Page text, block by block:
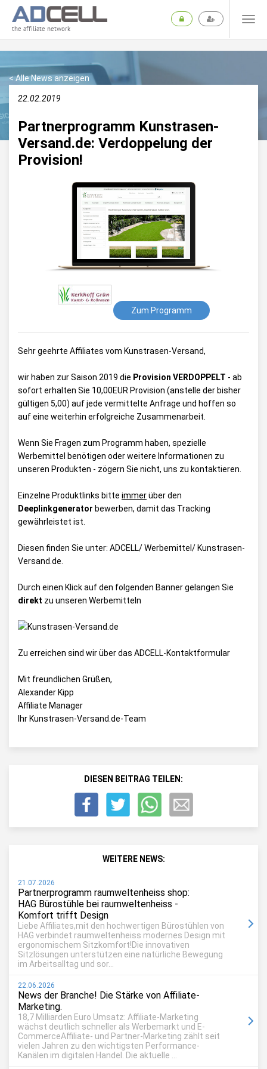
the affiliate network
< Alle News anzeigen
22.02.2019
Partnerprogramm Kunstrasen-
Versand.de: Verdoppelung der
Provision!
Zum Programm
Sehr geehrte Affiliates vom Kunstrasen-Versand,
wir haben zur Saison 2019 die Provision VERDOPPELT - ab
sofort erhalten Sie 10,00EUR Provision (anstelle der bisher
gültigen 5,00) auf jede vermittelte Anfrage und hoffen so
auf eine weiterhin erfolgreiche Zusammenarbeit.
Wenn Sie Fragen zum Programm haben, spezielle
Werbemittel benötigen oder weitere Informationen zu
unseren Produkten - zögern Sie nicht, uns zu kontaktieren.
Einzelne Produktlinks bitte immerüber den
Deeplinkgenerator bewerben, damit das Tracking
gewährleistet ist.
Diesen finden Sie unter: ADCELL/ Werbemittel/ Kunstrasen-
Versand.de
Durch einen Klick auf den folgenden Banner gelangen Sie
direkt zu unseren Werbemitteln
Zu erreichen sind wir über das ADCELL-Kontaktformular
Mit freundlichen Grüßen,
Alexander Kipp
Affiliate Manager
Ihr Kunstrasen-Versand.de-Team
DIESEN BEITRAG TEILEN:
WEITERE NEWS:
21.07.2026
Partnerprogramm raumweltenheiss shop:
HAG Bürostühle bei raumweltenheiss -
Komfort trifft Design
Liebe Affiliates,mit den hochwertigen Bürostühlen von
HAG verbindet raumweltenheiss modernes Design mit
ergonomischem Sitzkomfort!Die innovativen
Sitzlösungen unterstützen eine natürliche Bewegung
im Arbeitsalltag und sor...
22.06.2026
News der Branche! Die Stärke von Affiliate-
Marketing.
18,7 Milliarden Euro Umsatz: Affiliate-Marketing
wächst deutlich schneller als Werbemarkt und E-
CommerceAffiliate- und Partner-Marketing zählt seit
vielen Jahren zu den wichtigsten Performance-
Kanälen im digitalen Handel. Die aktuelle ...